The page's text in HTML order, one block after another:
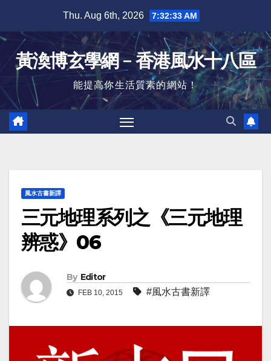
content
Thu. Aug 6th, 2026 7:32:34 AM
黃渙博玄學網﹣香港風水十八區
能提高你生活質素的網站！
風水古書新譯
三元地理系列之《三元地理
辨惑》06
By Editor
FEB 10, 2015 #風水古書新譯